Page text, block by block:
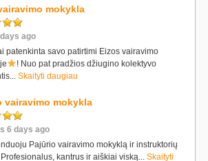
mokykla
ago
patenkinta savo patirtimi Eizos vairavimo
! Nuo pat pradžios džiugino kolektyvo
Skaityti daugiau
vairavimo mokykla
6 days ago
Pajūrio vairavimo mokyklą ir instruktorių
kantrus ir aiškiai viską... Skaityti